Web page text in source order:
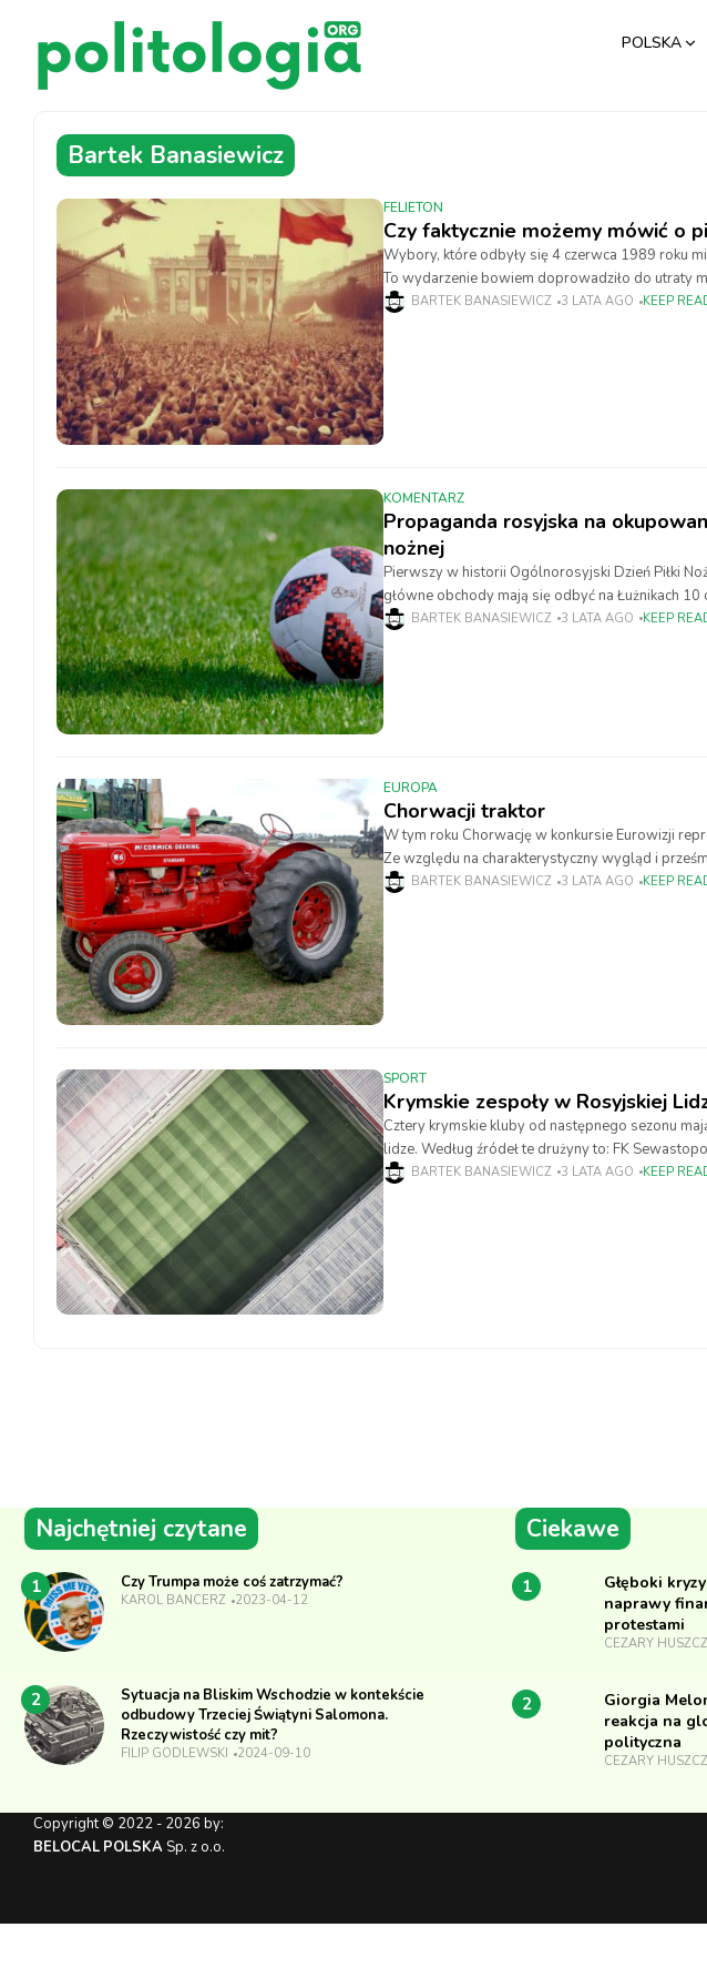
POLSKA
Bartek Banasiewicz
FELIETON
Czy faktycznie możemy mówić o
Wybory, które odbyły się 4 czerwca 1989 roku
To wydarzenie bowiem doprowadziło do utraty
Zjednoczoną Partię Robotniczą i pozwoliło
BARTEK BANASIEWICZ 3 LATA AGO KEEP
KOMENTARZ
Propaganda rosyjska na
nożnej
Pierwszy w historii Ogólnorosyjski Dzień Piłki
główne obchody mają się odbyć na Łużnikach
Piłkarskie
BARTEK BANASIEWICZ 3 LATA AGO KEEP
EUROPA
Chorwacji traktor
W tym roku Chorwację w konkursie Eurowizji
Ze względu na charakterystyczny wygląd i
z wieluBARTEK BANASIEWICZ 3 LATA AGO KEEP
SPORT
Krymskie zespoły w Rosyjskiej
Cztery krymskie kluby od następnego sezonu
lidze. Według źródeł te drużyny to: FK
Kercz. Rosyjska Federacja
BARTEK BANASIEWICZ 3 LATA AGO KEEP
Najchętniej czytane
1 Czy Trumpa może coś zatrzymać?
KAROL BANCERZ 2023-04-12
2
Sytuacja na Bliskim Wschodzie w kontekście
odbudowy Trzeciej Świątyni Salomona.
Rzeczywistość czy mit?
FILIP GODLEWSKI 2024-09-10
Ciekawe
1
Głęboki
naprawy
protestami
CEZARY
2
Giorgia
reakcja na
polityczna
CEZARY
Copyright © 2022 - 2026 by:
BELOCAL POLSKA Sp. z o.o.